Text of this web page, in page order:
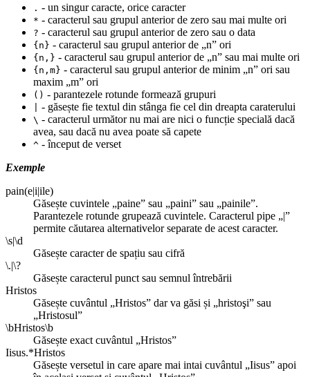
. - un singur caracte, orice caracter
* - caracterul sau grupul anterior de zero sau mai multe ori
? - caracterul sau grupul anterior de zero sau o data
{n} - caracterul sau grupul anterior de „n” ori
{n,} - caracterul sau grupul anterior de „n” sau mai multe ori
{n,m} - caracterul sau grupul anterior de minim „n” ori sau
maxim „m” ori
() - parantezele rotunde formează grupuri
- găsește fie textul din stânga fie cel din dreapta caraterului
\ - caracterul următor nu mai are nici o funcție specială dacă
avea, sau dacă nu avea poate să capete
^ - început de verset
Exemple
pain(e|i|ile)
Găsește cuvintele „paine” sau „paini” sau „painile”.
Parantezele rotunde grupează cuvintele. Caracterul pipe „|”
permite căutarea alternativelor separate de acest caracter.
\s|\d
Găsește caracter de spațiu sau cifră
\.|\?
Găsește caracterul punct sau semnul întrebării
Hristos
Găsește cuvântul „Hristos” dar va găsi și „hristoşi” sau
„Hristosul”
\bHristos\b
Găsește exact cuvântul „Hristos”
Iisus.*Hristos
Găsește versetul in care apare mai intai cuvântul „Iisus” apoi